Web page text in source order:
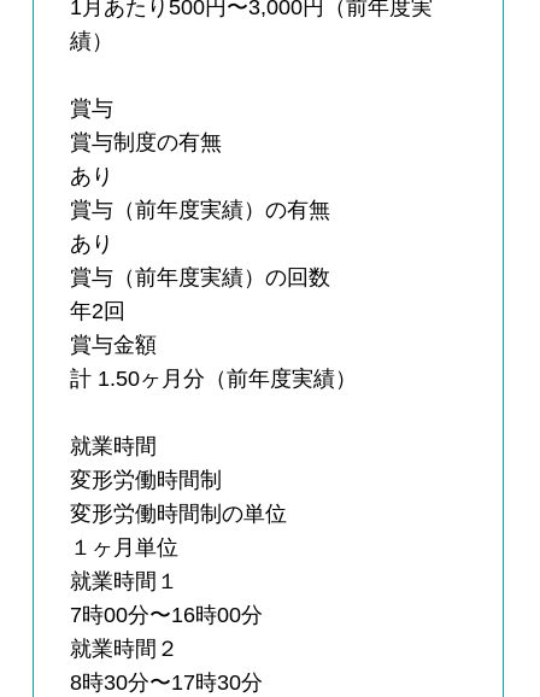
1月あたり500円〜3,000円（前年度実
績）
賞与
賞与制度の有無
あり
賞与（前年度実績）の有無
あり
賞与（前年度実績）の回数
年2回
賞与金額
計 1.50ヶ月分（前年度実績）
就業時間
変形労働時間制
変形労働時間制の単位
１ヶ月単位
就業時間１
7時00分〜16時00分
就業時間２
8時30分〜17時30分